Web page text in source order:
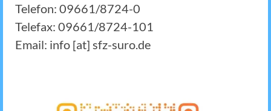
Telefon: 09661/8724-0
Telefax: 09661/8724-101
Email: info [at] sfz-suro.de